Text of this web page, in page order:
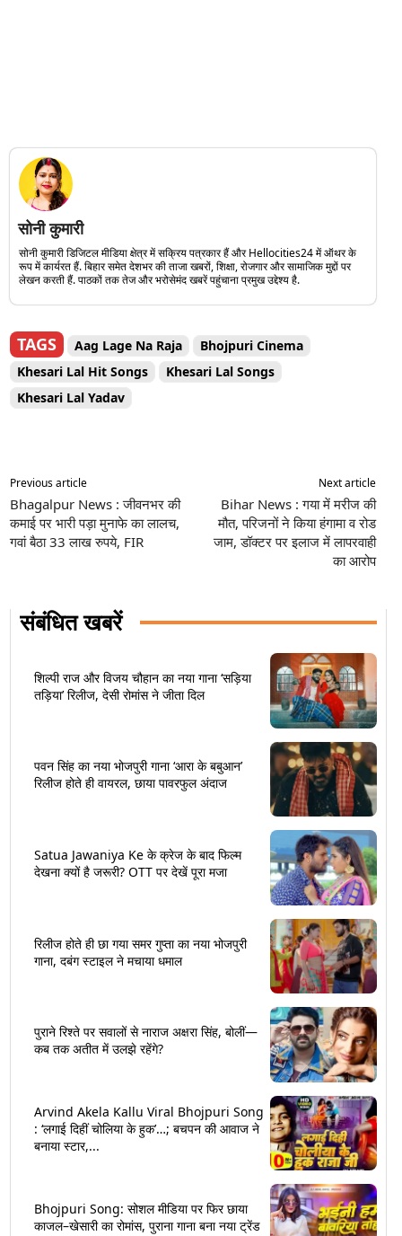
सोनी कुमारी
सोनी कुमारी डिजिटल मीडिया क्षेत्र में सक्रिय पत्रकार हैं और Hellocities24 में ऑथर के
रूप में कार्यरत हैं. बिहार समेत देशभर की ताजा खबरों, शिक्षा, रोजगार और सामाजिक मुद्दों पर
लेखन करती हैं. पाठकों तक तेज और भरोसेमंद खबरें पहुंचाना प्रमुख उद्देश्य है.
TAGS Aag Lage Na Raja
Bhojpuri Cinema
Khesari Lal Hit Songs
Khesari Lal Songs
Khesari Lal Yadav
Previous article
Bhagalpur News : जीवनभर की
कमाई पर भारी पड़ा मुनाफे का लालच,
गवां बैठा 33 लाख रुपये, FIR
Next article
Bihar News : गया में मरीज की
मौत, परिजनों ने किया हंगामा व रोड
जाम, डॉक्टर पर इलाज में लापरवाही
का आरोप
संबंधित खबरें
शिल्पी राज और विजय चौहान का नया गाना ‘सड़िया
तड़िया’ रिलीज, देसी रोमांस ने जीता दिल
पवन सिंह का नया भोजपुरी गाना ‘आरा के बबुआन’
रिलीज होते ही वायरल, छाया पावरफुल अंदाज
Satua Jawaniya Ke के क्रेज के बाद फिल्म
देखना क्यों है जरूरी? OTT पर देखें पूरा मजा
रिलीज होते ही छा गया समर गुप्ता का नया भोजपुरी
गाना, दबंग स्टाइल ने मचाया धमाल
पुराने रिश्ते पर सवालों से नाराज अक्षरा सिंह, बोलीं—
कब तक अतीत में उलझे रहेंगे?
Arvind Akela Kallu Viral Bhojpuri Song
: ‘लगाई दिहीं चोलिया के हुक’…; बचपन की आवाज ने
बनाया स्टार,...
Bhojpuri Song: सोशल मीडिया पर फिर छाया
काजल–खेसारी का रोमांस, पुराना गाना बना नया ट्रेंड